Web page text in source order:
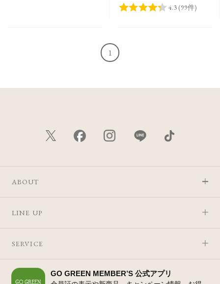
1
ABOUT
LINE UP
SERVICE
GO GREEN MEMBER’S 公式アプリ